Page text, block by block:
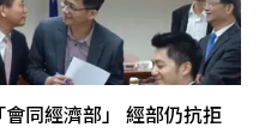
同經濟部」 經部仍抗拒